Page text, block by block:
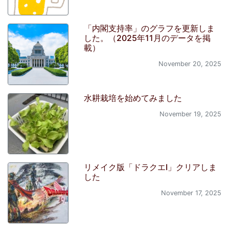
「内閣支持率」のグラフを更新しま
した。（2025年11月のデータを掲
載）
November 20, 2025
水耕栽培を始めてみました
November 19, 2025
リメイク版「ドラクエI」クリアしま
した
November 17, 2025